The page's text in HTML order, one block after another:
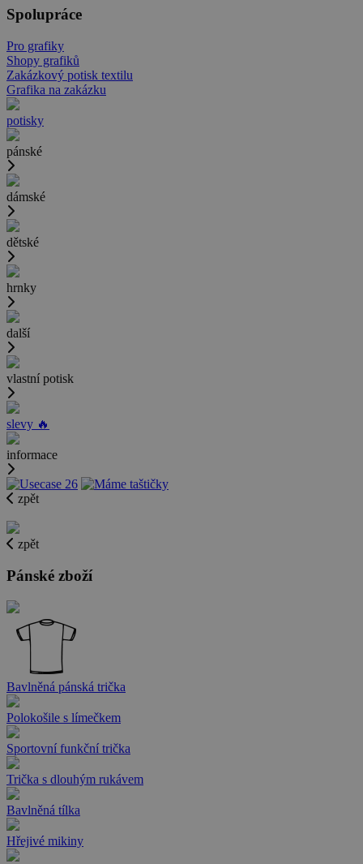
Spolupráce
Pro grafiky
Shopy grafiků
Zakázkový potisk textilu
Grafika na zakázku
potisky
pánské
dámské
dětské
hrnky
další
vlastní potisk
slevy 🔥
informace
zpět
zpět
Pánské zboží
Bavlněná pánská trička
Polokošile s límečkem
Sportovní funkční trička
Trička s dlouhým rukávem
Bavlněná tílka
Hřejivé mikiny